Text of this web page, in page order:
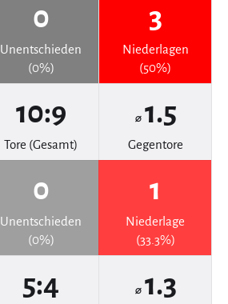
0
Unentschieden
(0%)
3
Niederlagen
(50%)
10:9
Tore (Gesamt)
⌀ 1.5
Gegentore
0
Unentschieden
(0%)
1
Niederlage
(33.3%)
5:4 ⌀ 1.3